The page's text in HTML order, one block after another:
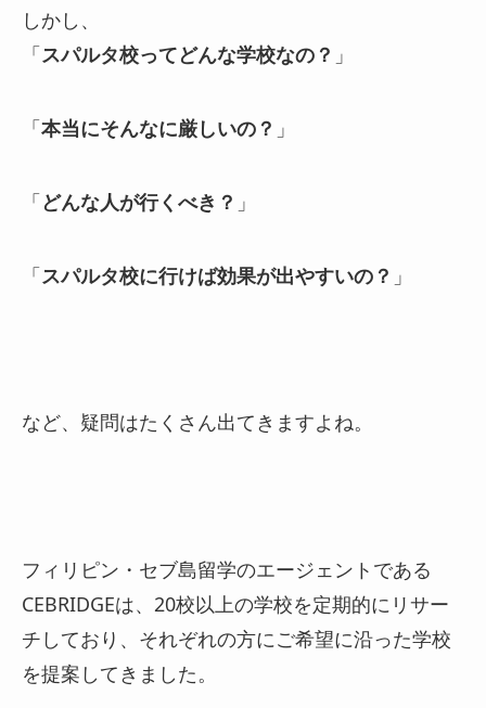
しかし、
「スパルタ校ってどんな学校なの？ 」
「本当にそんなに厳しいの？ 」
「どんな人が行くべき？ 」
「スパルタ校に行けば効果が出やすいの？ 」
など、疑問はたくさん出てきますよね。
フィリピン・セブ島留学のエージェントである
CEBRIDGEは、20校以上の学校を定期的にリサー
チしており、それぞれの方にご希望に沿った学校
を提案してきました。